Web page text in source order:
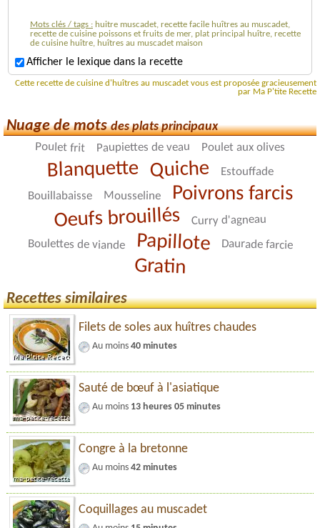
Mots clés / tags : huitre muscadet, recette facile huîtres au muscadet,
recette de cuisine poissons et fruits de mer, plat principal huître, recette
de cuisine huître, huîtres au muscadet maison
Afficher le lexique dans la recette
Cette recette de cuisine d'huîtres au muscadet vous est proposée gracieusement
par Ma P'tite Recette
Nuage de motsdes plats principaux
Poulet frit Paupiettes de veau Poulet aux olives
Blanquette Quiche Estouffade
Bouillabaisse Mousseline Poivrons farcis
Oeufs brouillés Curry d'agneau
Boulettes de viande Papillote Daurade farcie
Gratin
Recettes similaires
Filets de soles aux huîtres chaudes
Au moins 40 minutes
Sauté de bœuf à l'asiatique
Au moins 13 heures 05 minutes
Congre à la bretonne
Au moins 42 minutes
Coquillages au muscadet